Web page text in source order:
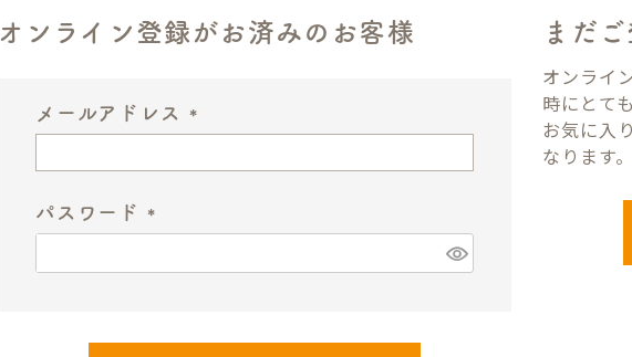
オンライン登録がお済みのお客様
メールアドレス
)
パスワード
必
)
まだ
オンライ
時にとて
お気に入
なります